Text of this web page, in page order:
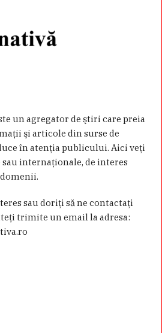
un agregator de ştiri care preia
şi articole din surse de
în atenţia publicului. Aici veţi
internaţionale, de interes
sau doriţi să ne contactaţi
trimite un email la adresa: